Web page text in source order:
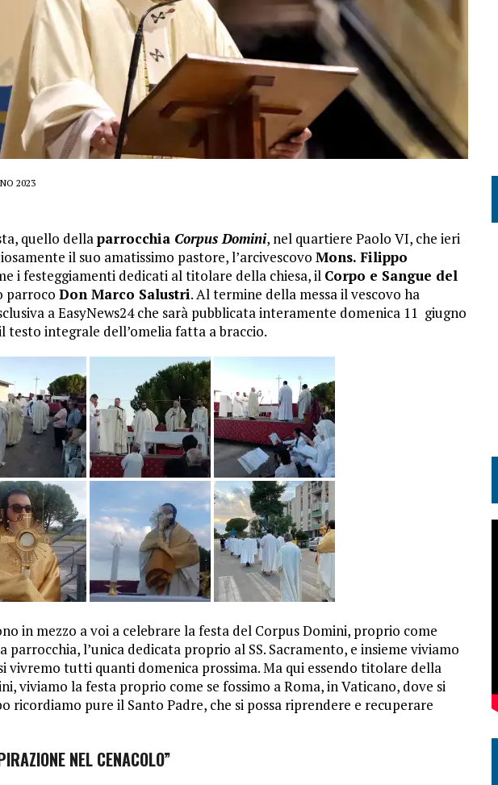
2023
quello dellaparrocchia Corpus Domini, nel quartiere Paolo VI, che ieri
il suo amatissimo pastore, l’arcivescovo Mons. Filippo
i festeggiamenti dedicati al titolare della chiesa, il Corpo e Sangue del
parroco Don Marco Salustri. Al termine della messa il vescovo ha
a EasyNews24 che sarà pubblicata interamente domenica 11 giugno
testo integrale dell’omelia fatta a braccio.
in mezzo a voi a celebrare la festa del Corpus Domini, proprio come
parrocchia, l’unica dedicata proprio al SS. Sacramento, e insieme viviamo
vivremo tutti quanti domenica prossima. Ma qui essendo titolare della
viviamo la festa proprio come se fossimo a Roma, in Vaticano, dove si
ricordiamo pure il Santo Padre, che si possa riprendere e recuperare
NEL CENACOLO”